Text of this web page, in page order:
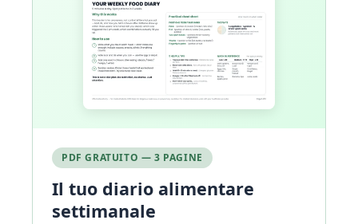
PDF GRATUITO — 3 PAGINE
Il tuo diario alimentare
settimanale